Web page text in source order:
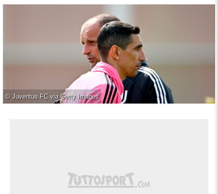
© Juventus FC via Getty Images